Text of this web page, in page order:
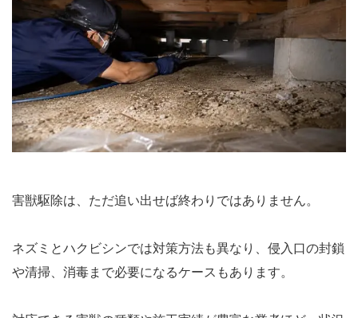
害獣駆除は、ただ追い出せば終わりではありません。
ネズミとハクビシンでは対策方法も異なり、侵入口の封鎖
や清掃、消毒まで必要になるケースもあります。